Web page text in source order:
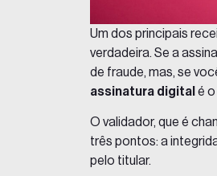
Um dos principais
verdadeira. Se a
de fraude, mas, se
assinatura digital é
O validador, que é
três pontos: a
pelo titular.